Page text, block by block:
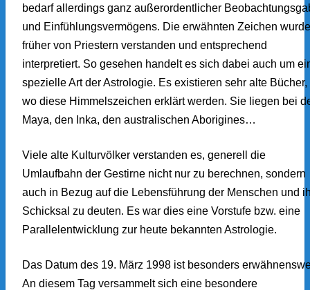
bedarf allerdings ganz außerordentlicher
und Einfühlungsvermögens. Die erwähnten Zeichen
früher von Priestern verstanden und entsprechend
interpretiert. So gesehen handelt es sich dabei auch um
spezielle Art der Astrologie. Es existieren sehr alte Bücher,
wo diese Himmelszeichen erklärt werden. Sie liegen bei
Maya, den Inka, den australischen Aborigines…
Viele alte Kulturvölker verstanden es, generell die
Umlaufbahn der Gestirne nicht nur zu berechnen, sondern
auch in Bezug auf die Lebensführung der Menschen und
Schicksal zu deuten. Es war dies eine Vorstufe bzw. eine
Parallelentwicklung zur heute bekannten Astrologie.
Das Datum des 19. März 1998 ist besonders
An diesem Tag versammelt sich eine besondere